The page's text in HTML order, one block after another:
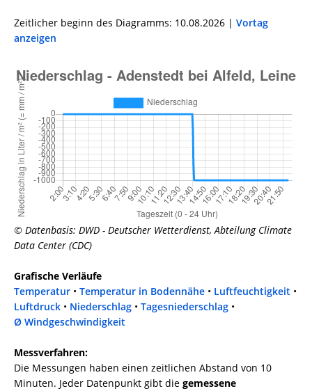
Zeitlicher beginn des Diagramms: 10.08.2026 | Vortag
anzeigen
© Datenbasis: DWD - Deutscher Wetterdienst, Abteilung Climate
Data Center (CDC)
Grafische Verläufe
Temperatur • Temperatur in Bodennähe • Luftfeuchtigkeit •
Luftdruck • Niederschlag • Tagesniederschlag •
Ø Windgeschwindigkeit
Messverfahren:
Die Messungen haben einen zeitlichen Abstand von 10
Minuten. Jeder Datenpunkt gibt die gemessene